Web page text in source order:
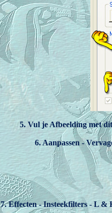
5. Vul je Afbeelding met
6. Aanpassen -
7. Effecten - Insteekfilters - L &